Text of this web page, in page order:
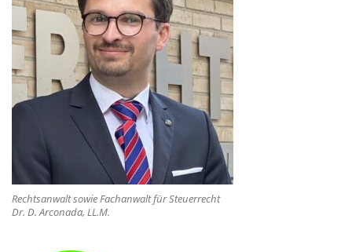
Rechtsanwalt sowie Fachanwalt für Steuerrecht
Dr. D. Arconada, LL.M.